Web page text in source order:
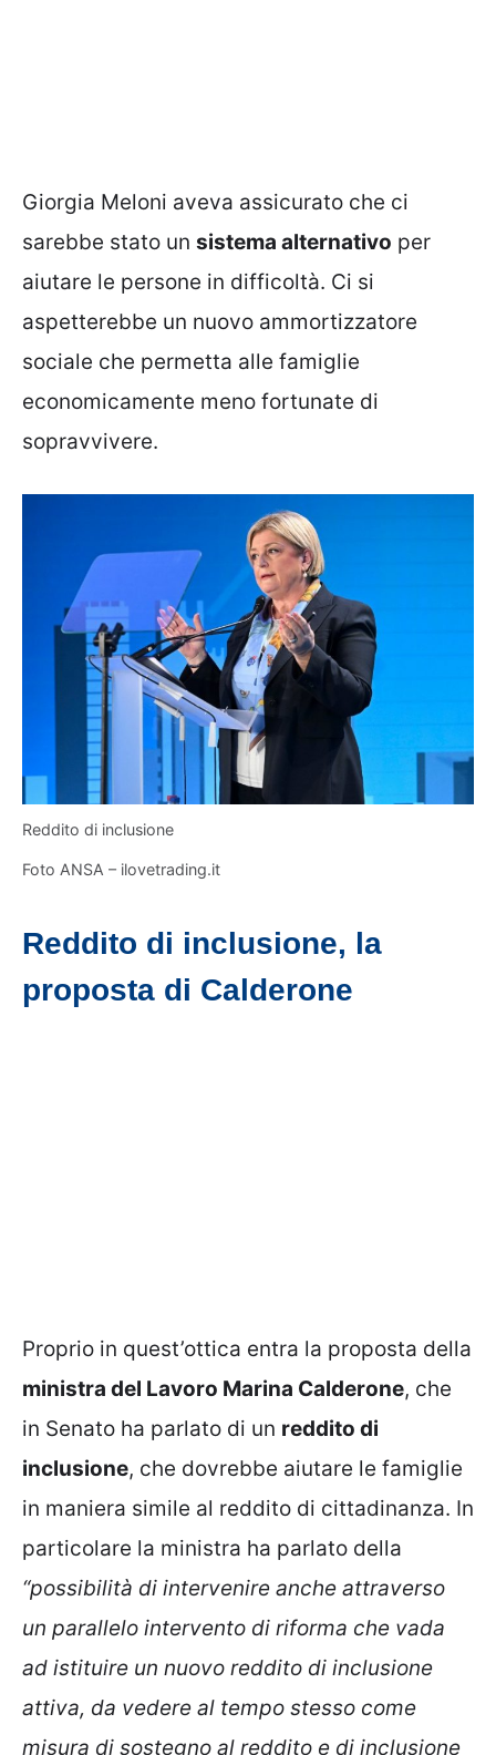
Giorgia Meloni aveva assicurato che ci
sarebbe stato un sistema alternativo per
aiutare le persone in difficoltà. Ci si
aspetterebbe un nuovo ammortizzatore
sociale che permetta alle famiglie
economicamente meno fortunate di
sopravvivere.
Reddito di inclusione
Foto ANSA – ilovetrading.it
Reddito di inclusione, la
proposta di Calderone
Proprio in quest’ottica entra la proposta della
ministra del Lavoro Marina Calderone, che
in Senato ha parlato di un reddito di
inclusione, che dovrebbe aiutare le famiglie
in maniera simile al reddito di cittadinanza. In
particolare la ministra ha parlato della
“possibilità di intervenire anche attraverso
un parallelo intervento di riforma che vada
ad istituire un nuovo reddito di inclusione
attiva, da vedere al tempo stesso come
misura di sostegno al reddito e di inclusione